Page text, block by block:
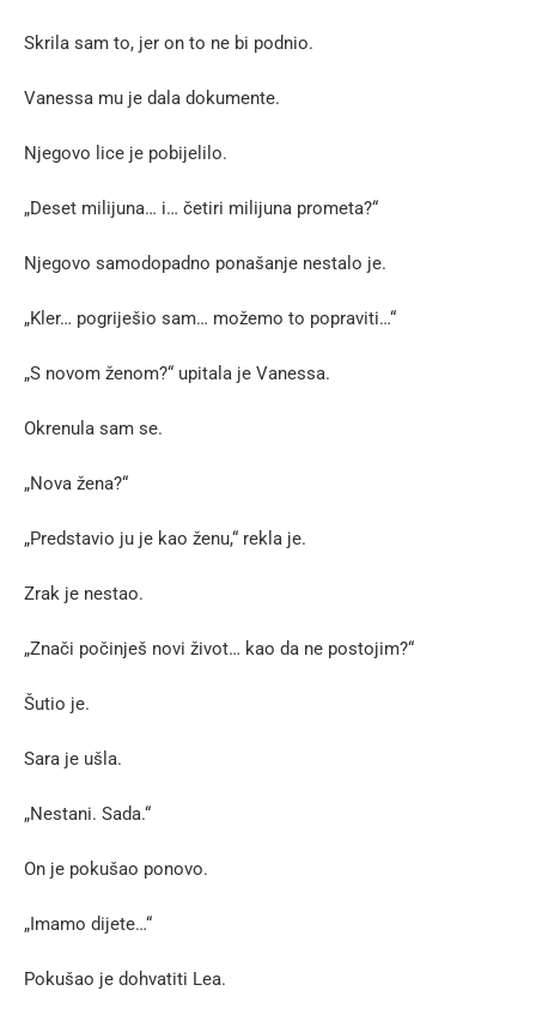
Skrila sam to, jer on to ne bi podnio.
Vanessa mu je dala dokumente.
Njegovo lice je pobijelilo.
„Deset milijuna… i… četiri milijuna prometa?“
Njegovo samodopadno ponašanje nestalo je.
„Kler… pogriješio sam… možemo to popraviti…“
„S novom ženom?“ upitala je Vanessa.
Okrenula sam se.
„Nova žena?“
„Predstavio ju je kao ženu,“ rekla je.
Zrak je nestao.
„Znači počinješ novi život… kao da ne postojim?“
Šutio je.
Sara je ušla.
„Nestani. Sada.“
On je pokušao ponovo.
„Imamo dijete…“
Pokušao je dohvatiti Lea.